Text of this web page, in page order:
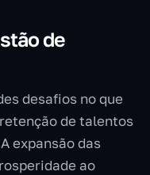
de
desafios no que
de talentos
expansão das
ao